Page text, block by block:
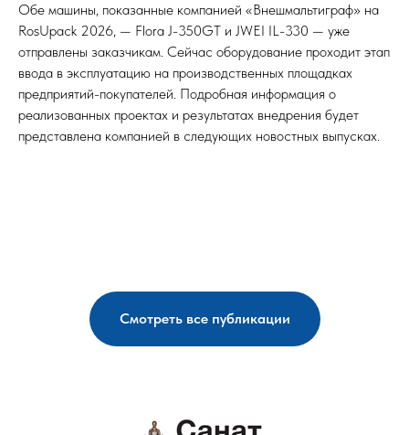
Обе машины, показанные компанией «Внешмальтиграф» на
RosUpack 2026, — Flora J-350GT и JWEI IL-330 — уже
отправлены заказчикам. Сейчас оборудование проходит этап
ввода в эксплуатацию на производственных площадках
предприятий-покупателей. Подробная информация о
реализованных проектах и результатах внедрения будет
представлена компанией в следующих новостных выпусках.
Смотреть все публикации